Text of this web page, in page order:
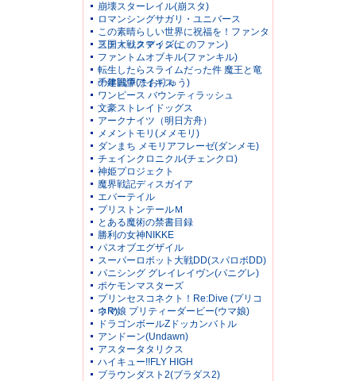
崩壊スターレイル(崩スタ)
ロマンシングサガリ・ユニバース
この素晴らしい世界に祝福を！ファンタ
スティックデイズ(このファン)
三国大戦スマッシュ
ファントムオブキル(ファンキル)
転生したらスライムだった件 魔王と竜
の建国譚(まおりゅう)
千年戦争アイギス
ワンピース バウンティラッシュ
文豪ストレイドッグス
アークナイツ（明日方舟）
メメントモリ(メメモリ)
ダンまち メモリアフレーゼ(ダンメモ)
チェインクロニクル(チェンクロ)
神姫プロジェクト
魔界戦記ディスガイア
エバーテイル
プリストンテールＭ
とある魔術の禁書目録
勝利の女神NIKKE
パスオブエグザイル
スーパーロボット大戦DD(スパロボDD)
パニシング グレイレイヴン(パニグレ)
ポケモンマスターズ
プリンセスコネクト！Re:Dive (プリコ
ネR)
ウマ娘 プリティーダービー(ウマ娘)
ドラゴンボールZドッカンバトル
アンドーン(Undawn)
アスタータタリクス
ハイキュー!!FLY HIGH
ブラウンダスト2(ブラダス2)